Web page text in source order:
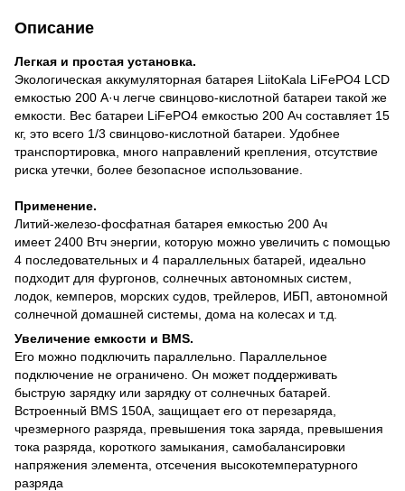
Описание
Легкая и простая установка.
Экологическая аккумуляторная батарея LiitoKala LiFePO4 LCD
емкостью 200 А·ч легче свинцово-кислотной батареи такой же
емкости. Вес батареи LiFePO4 емкостью 200 Ач составляет 15
кг, это всего 1/3 свинцово-кислотной батареи. Удобнее
транспортировка, много направлений крепления, отсутствие
риска утечки, более безопасное использование.
Применение.
Литий-железо-фосфатная батарея емкостью 200 Ач
имеет 2400 Втч энергии, которую можно увеличить с помощью
4 последовательных и 4 параллельных батарей, идеально
подходит для фургонов, солнечных автономных систем,
лодок, кемперов, морских судов, трейлеров, ИБП, автономной
солнечной домашней системы, дома на колесах и т.д.
Увеличение емкости и BMS.
Его можно подключить параллельно. Параллельное
подключение не ограничено. Он может поддерживать
быструю зарядку или зарядку от солнечных батарей.
Встроенный BMS 150A, защищает его от перезаряда,
чрезмерного разряда, превышения тока заряда, превышения
тока разряда, короткого замыкания, самобалансировки
напряжения элемента, отсечения высокотемпературного
разряда